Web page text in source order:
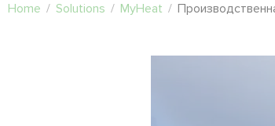
Home / Solutions / MyHeat /